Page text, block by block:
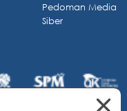
Pedoman Media
Siber